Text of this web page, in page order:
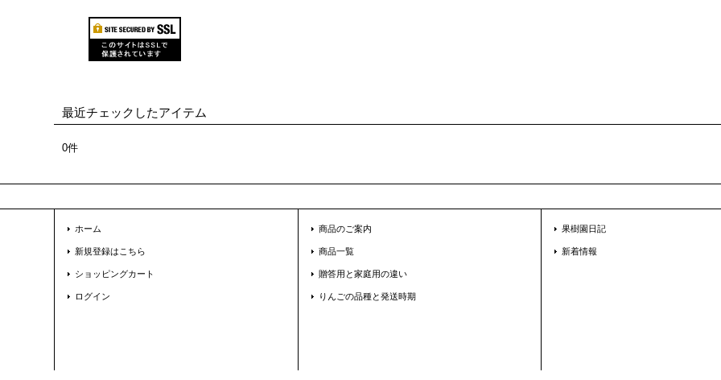
最近チェックしたアイテム
0件
ホーム
新規登録はこちら
ショッピングカート
ログイン
商品のご案内
商品一覧
贈答用と家庭用の違い
りんごの品種と発送時期
果樹園日記
新着情報